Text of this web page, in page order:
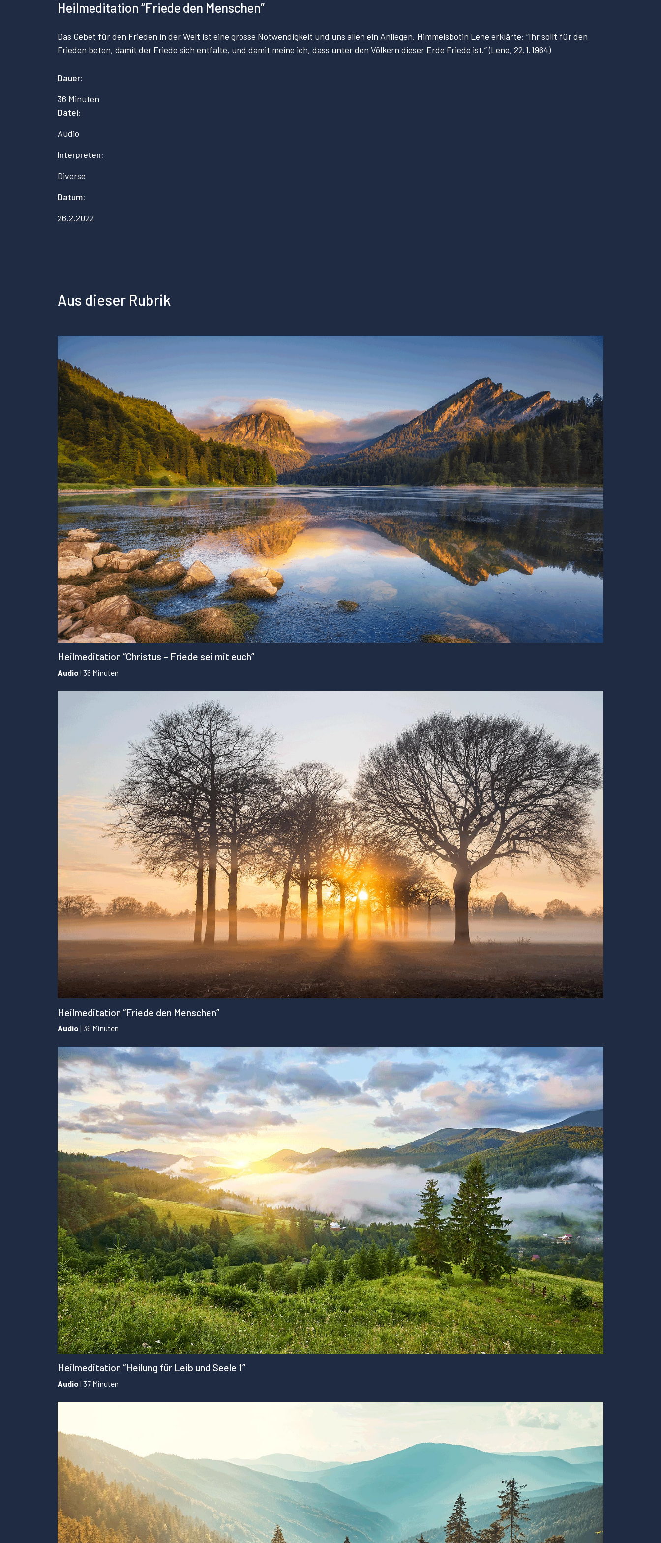
Heilmeditation “Friede den Menschen”
Das Gebet für den Frieden in der Welt ist eine grosse Notwendigkeit und uns allen ein Anliegen. Himmelsbotin Lene erklärte: “Ihr sollt für den
Frieden beten, damit der Friede sich entfalte, und damit meine ich, dass unter den Völkern dieser Erde Friede ist.” (Lene, 22.1.1964)
Dauer:
36 Minuten
Datei:
Audio
Interpreten:
Diverse
Datum:
26.2.2022
Aus dieser Rubrik
Heilmeditation “Christus – Friede sei mit euch”
Audio | 36 Minuten
...
Heilmeditation “Friede den Menschen”
Audio | 36 Minuten
...
Heilmeditation “Heilung für Leib und Seele 1”
Audio | 37 Minuten
...